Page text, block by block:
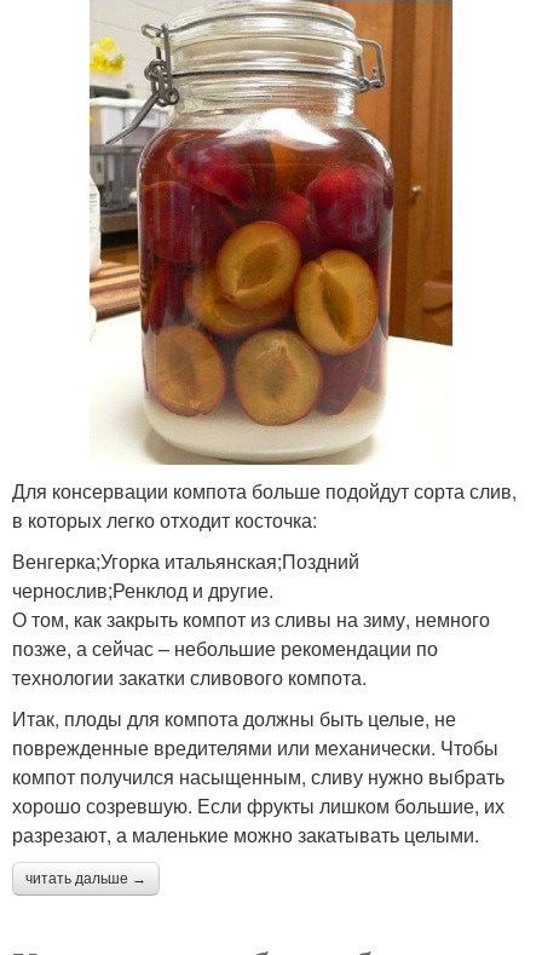
Для консервации компота больше подойдут сорта слив,
в которых легко отходит косточка:
Венгерка;Угорка итальянская;Поздний
чернослив;Ренклод и другие.
О том, как закрыть компот из сливы на зиму, немного
позже, а сейчас – небольшие рекомендации по
технологии закатки сливового компота.
Итак, плоды для компота должны быть целые, не
поврежденные вредителями или механически. Чтобы
компот получился насыщенным, сливу нужно выбрать
хорошо созревшую. Если фрукты лишком большие, их
разрезают, а маленькие можно закатывать целыми.
читать дальше →